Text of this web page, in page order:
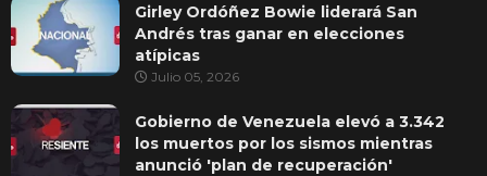
Girley Ordóñez Bowie liderará San
Andrés tras ganar en elecciones
atípicas
Julio 05, 2026
Gobierno de Venezuela elevó a 3.342
los muertos por los sismos mientras
anunció 'plan de recuperación'